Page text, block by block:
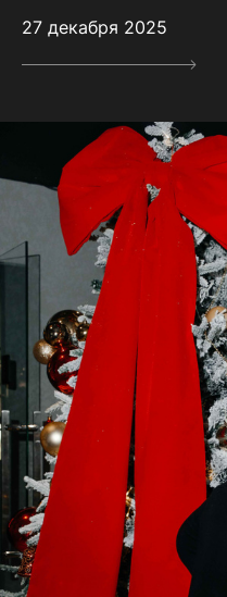
27 декабря 2025